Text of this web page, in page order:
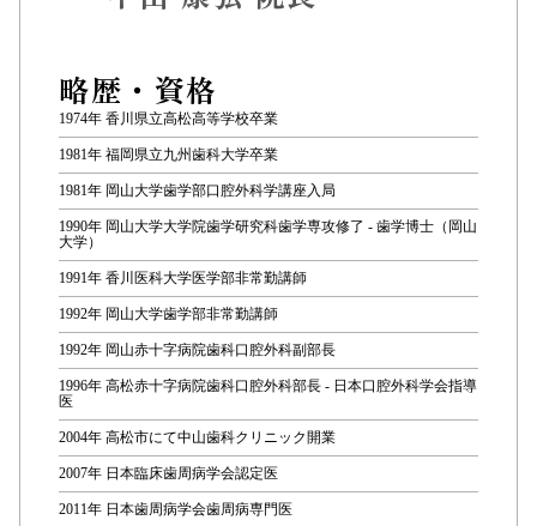
略歴・資格
1974年 香川県立高松高等学校卒業
1981年 福岡県立九州歯科大学卒業
1981年 岡山大学歯学部口腔外科学講座入局
1990年 岡山大学大学院歯学研究科歯学専攻修了 - 歯学博士（岡山
大学）
1991年 香川医科大学医学部非常勤講師
1992年 岡山大学歯学部非常勤講師
1992年 岡山赤十字病院歯科口腔外科副部長
1996年 高松赤十字病院歯科口腔外科部長 - 日本口腔外科学会指導
医
2004年 高松市にて中山歯科クリニック開業
2007年 日本臨床歯周病学会認定医
2011年 日本歯周病学会歯周病専門医